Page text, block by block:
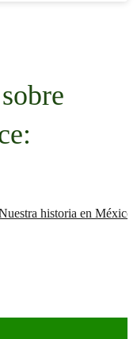
historia en México